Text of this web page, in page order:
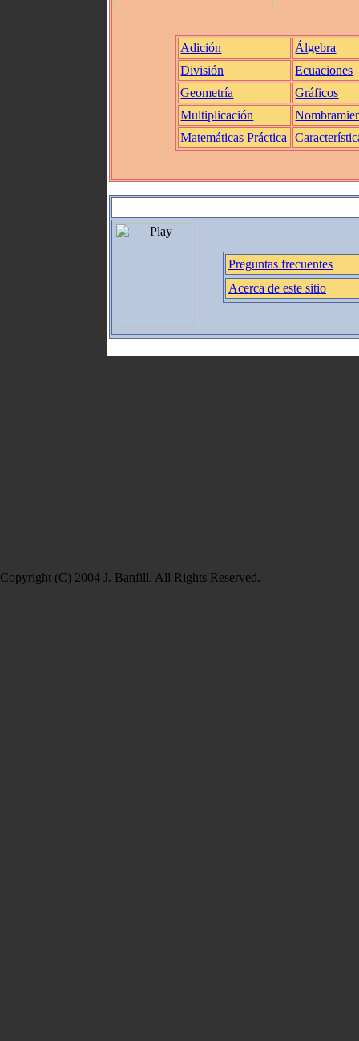
Adición
Álgebra
División
Ecuaciones
Geometría
Gráficos
Multiplicación
Matemáticas Práctica
Preguntas frecuentes
Acerca de este sitio
Copyright (C) 2004 J. Banfill. All Rights Reserved.